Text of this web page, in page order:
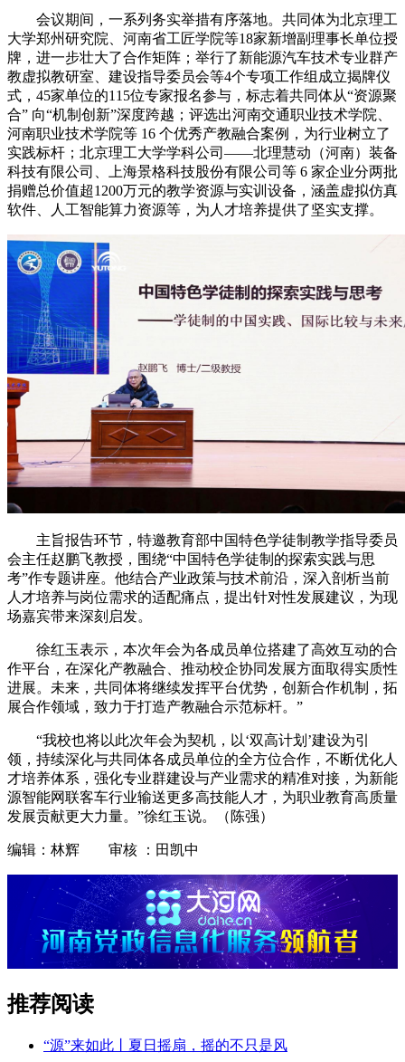
会议期间，一系列务实举措有序落地。共同体为北京理工
大学郑州研究院、河南省工匠学院等18家新增副理事长单位授
牌，进一步壮大了合作矩阵；举行了新能源汽车技术专业群产
教虚拟教研室、建设指导委员会等4个专项工作组成立揭牌仪
式，45家单位的115位专家报名参与，标志着共同体从“资源聚
合” 向“机制创新”深度跨越；评选出河南交通职业技术学院、
河南职业技术学院等 16 个优秀产教融合案例，为行业树立了
实践标杆；北京理工大学学科公司——北理慧动（河南）装备
科技有限公司、上海景格科技股份有限公司等 6 家企业分两批
捐赠总价值超1200万元的教学资源与实训设备，涵盖虚拟仿真
软件、人工智能算力资源等，为人才培养提供了坚实支撑。
主旨报告环节，特邀教育部中国特色学徒制教学指导委员
会主任赵鹏飞教授，围绕“中国特色学徒制的探索实践与思
考”作专题讲座。他结合产业政策与技术前沿，深入剖析当前
人才培养与岗位需求的适配痛点，提出针对性发展建议，为现
场嘉宾带来深刻启发。
徐红玉表示，本次年会为各成员单位搭建了高效互动的合
作平台，在深化产教融合、推动校企协同发展方面取得实质性
进展。未来，共同体将继续发挥平台优势，创新合作机制，拓
展合作领域，致力于打造产教融合示范标杆。”
“我校也将以此次年会为契机，以‘双高计划’建设为引
领，持续深化与共同体各成员单位的全方位合作，不断优化人
才培养体系，强化专业群建设与产业需求的精准对接，为新能
源智能网联客车行业输送更多高技能人才，为职业教育高质量
发展贡献更大力量。”徐红玉说。（陈强）
编辑：林辉 审核 ：田凯中
推荐阅读
“源”来如此丨夏日摇扇，摇的不只是风